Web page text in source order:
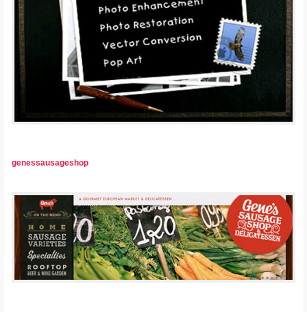
genessausageshop